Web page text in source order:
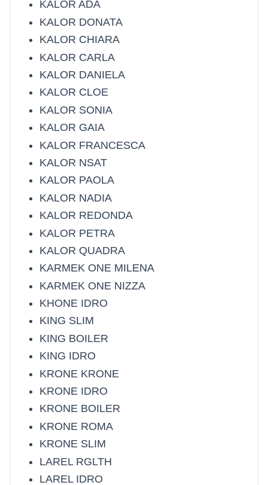
KALOR ADA
KALOR DONATA
KALOR CHIARA
KALOR CARLA
KALOR DANIELA
KALOR CLOE
KALOR SONIA
KALOR GAIA
KALOR FRANCESCA
KALOR NSAT
KALOR PAOLA
KALOR NADIA
KALOR REDONDA
KALOR PETRA
KALOR QUADRA
KARMEK ONE MILENA
KARMEK ONE NIZZA
KHONE IDRO
KING SLIM
KING BOILER
KING IDRO
KRONE KRONE
KRONE IDRO
KRONE BOILER
KRONE ROMA
KRONE SLIM
LAREL RGLTH
LAREL IDRO